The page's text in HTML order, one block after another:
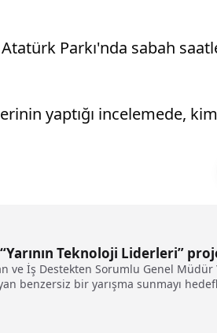
Parkı'nda sabah
yaptığı incelemede,
Teknoloji Liderleri”
ve İş Destekten Sorumlu Genel
benzersiz bir yarışma sunmayı